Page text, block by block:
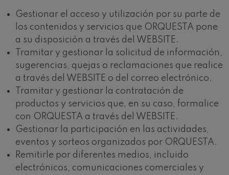
Gestionar el acceso y utilización por su parte de
los contenidos y servicios que ORQUESTA pone
a su disposición a través del WEBSITE.
Tramitar y gestionar la solicitud de información,
sugerencias, quejas o reclamaciones que realice
a través del WEBSITE o del correo electrónico.
Tramitar y gestionar la contratación de
productos y servicios que, en su caso, formalice
con ORQUESTA a través del WEBSITE.
Gestionar la participación en las actividades,
eventos y sorteos organizados por ORQUESTA.
Remitirle por diferentes medios, incluido
electrónicos, comunicaciones comerciales y